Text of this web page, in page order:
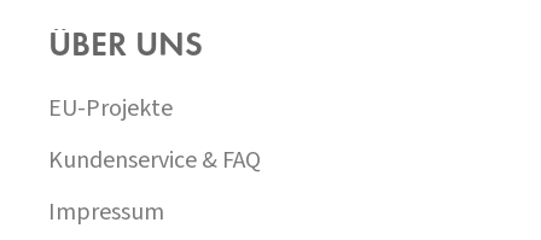
ÜBER UNS
EU-Projekte
Kundenservice & FAQ
Impressum